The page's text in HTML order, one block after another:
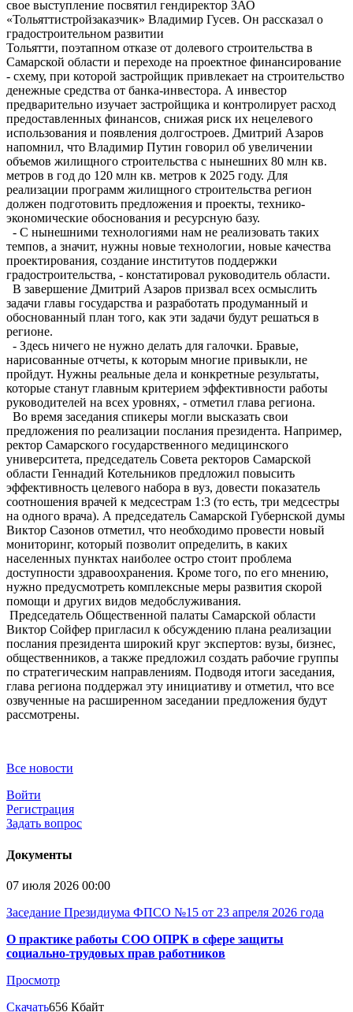
свое выступление посвятил гендиректор ЗАО
«Тольяттистройзаказчик» Владимир Гусев. Он рассказал о
градостроительном развитии
Тольятти, поэтапном отказе от долевого строительства в
Самарской области и переходе на проектное финансирование
- схему, при которой застройщик привлекает на строительство
денежные средства от банка-инвестора. А инвестор
предварительно изучает застройщика и контролирует расход
предоставленных финансов, снижая риск их нецелевого
использования и появления долгостроев. Дмитрий Азаров
напомнил, что Владимир Путин говорил об увеличении
объемов жилищного строительства с нынешних 80 млн кв.
метров в год до 120 млн кв. метров к 2025 году. Для
реализации программ жилищного строительства регион
должен подготовить предложения и проекты, технико-
экономические обоснования и ресурсную базу.
- С нынешними технологиями нам не реализовать таких
темпов, а значит, нужны новые технологии, новые качества
проектирования, создание институтов поддержки
градостроительства, - констатировал руководитель области.
В завершение Дмитрий Азаров призвал всех осмыслить
задачи главы государства и разработать продуманный и
обоснованный план того, как эти задачи будут решаться в
регионе.
- Здесь ничего не нужно делать для галочки. Бравые,
нарисованные отчеты, к которым многие привыкли, не
пройдут. Нужны реальные дела и конкретные результаты,
которые станут главным критерием эффективности работы
руководителей на всех уровнях, - отметил глава региона.
Во время заседания спикеры могли высказать свои
предложения по реализации послания президента. Например,
ректор Самарского государственного медицинского
университета, председатель Совета ректоров Самарской
области Геннадий Котельников предложил повысить
эффективность целевого набора в вуз, довести показатель
соотношения врачей к медсестрам 1:3 (то есть, три медсестры
на одного врача). А председатель Самарской Губернской думы
Виктор Сазонов отметил, что необходимо провести новый
мониторинг, который позволит определить, в каких
населенных пунктах наиболее остро стоит проблема
доступности здравоохранения. Кроме того, по его мнению,
нужно предусмотреть комплексные меры развития скорой
помощи и других видов медобслуживания.
Председатель Общественной палаты Самарской области
Виктор Сойфер пригласил к обсуждению плана реализации
послания президента широкий круг экспертов: вузы, бизнес,
общественников, а также предложил создать рабочие группы
по стратегическим направлениям. Подводя итоги заседания,
глава региона поддержал эту инициативу и отметил, что все
озвученные на расширенном заседании предложения будут
рассмотрены.
Все новости
Войти
Регистрация
Задать вопрос
Документы
07 июля 2026 00:00
Заседание Президиума ФПСО №15 от 23 апреля 2026 года
О практике работы СОО ОПРК в сфере защиты
социально-трудовых прав работников
Просмотр
Скачать656 Кбайт